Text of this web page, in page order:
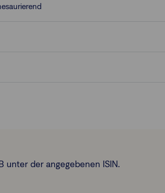
unter der angegebenen ISIN.